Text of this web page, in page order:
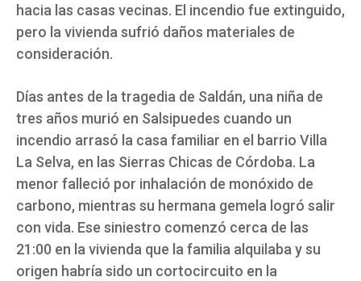
hacia las casas vecinas. El incendio fue extinguido,
pero la vivienda sufrió daños materiales de
consideración.
Días antes de la tragedia de Saldán, una niña de
tres años murió en Salsipuedes cuando un
incendio arrasó la casa familiar en el barrio Villa
La Selva, en las Sierras Chicas de Córdoba. La
menor falleció por inhalación de monóxido de
carbono, mientras su hermana gemela logró salir
con vida. Ese siniestro comenzó cerca de las
21:00 en la vivienda que la familia alquilaba y su
origen habría sido un cortocircuito en la